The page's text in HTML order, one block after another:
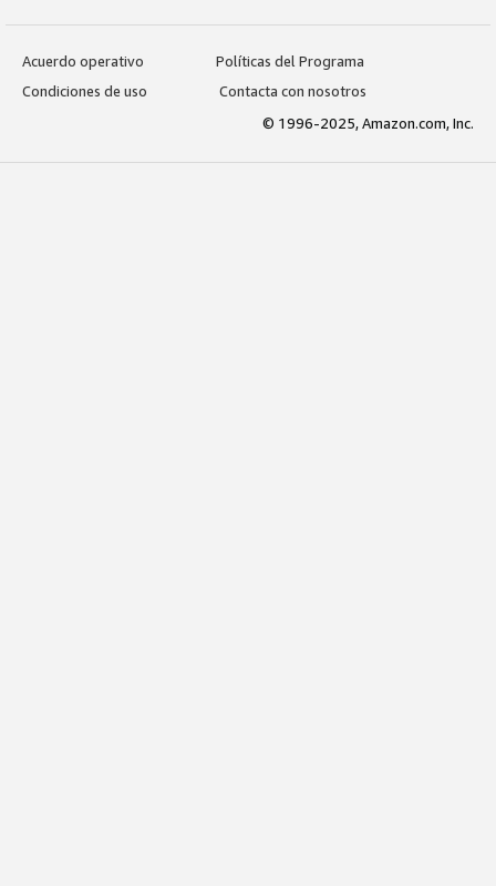
Acuerdo operativo
Políticas del Programa
Condiciones de uso
Contacta con nosotros
© 1996-2025, Amazon.com, Inc.